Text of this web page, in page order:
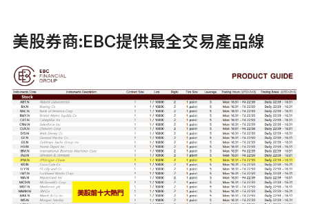
美股券商:EBC提供最全交易產品線